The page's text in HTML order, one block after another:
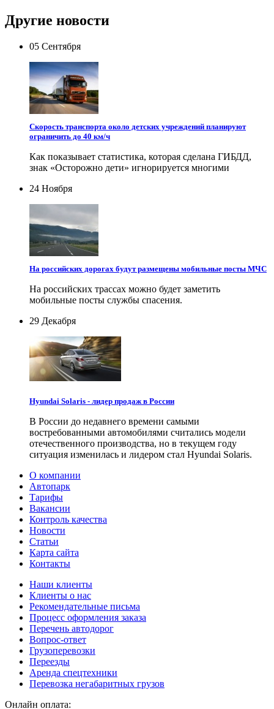
Другие новости
05 Сентября
Скорость транспорта около детских учреждений планируют
ограничить до 40 км/ч
Как показывает статистика, которая сделана ГИБДД,
знак «Осторожно дети» игнорируется многими
24 Ноября
На российских дорогах будут размещены мобильные посты МЧС
На российских трассах можно будет заметить
мобильные посты службы спасения.
29 Декабря
Hyundai Solaris - лидер продаж в России
В России до недавнего времени самыми
востребованными автомобилями считались модели
отечественного производства, но в текущем году
ситуация изменилась и лидером стал Hyundai Solaris.
О компании
Автопарк
Тарифы
Вакансии
Контроль качества
Новости
Статьи
Карта сайта
Контакты
Наши клиенты
Клиенты о нас
Рекомендательные письма
Процесс оформления заказа
Перечень автодорог
Вопрос-ответ
Грузоперевозки
Переезды
Аренда спецтехники
Перевозка негабаритных грузов
Онлайн оплата: